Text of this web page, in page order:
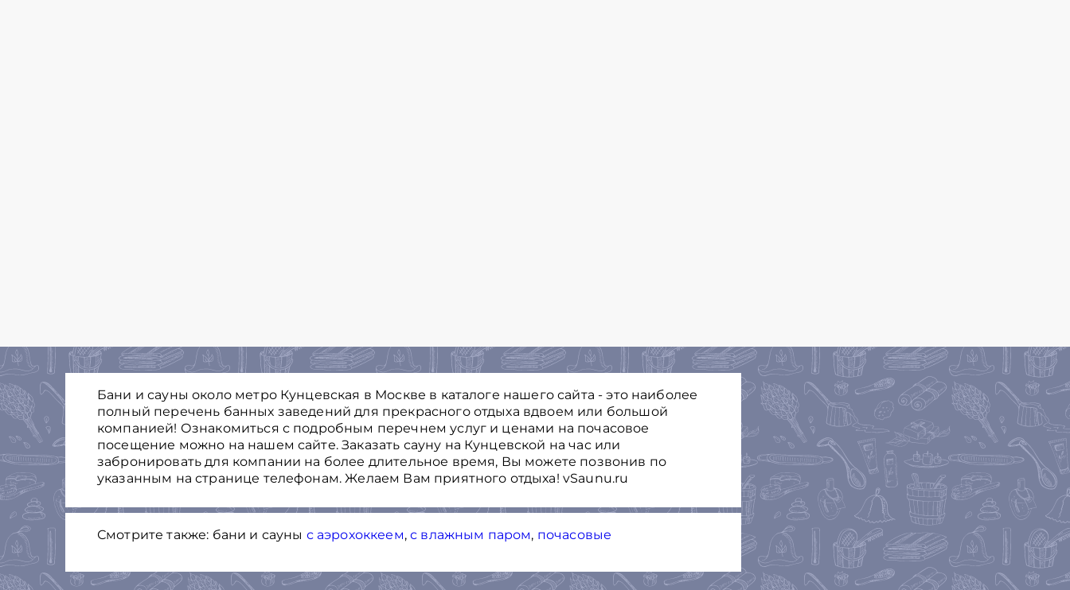
Бани и сауны около метро Кунцевская в Москве в каталоге нашего сайта - это наиболее
полный перечень банных заведений для прекрасного отдыха вдвоем или большой
компанией! Ознакомиться с подробным перечнем услуг и ценами на почасовое
посещение можно на нашем сайте. Заказать сауну на Кунцевской на час или
забронировать для компании на более длительное время, Вы можете позвонив по
указанным на странице телефонам. Желаем Вам приятного отдыха! vSaunu.ru
Смотрите также: бани и сауны с аэрохоккеем,с влажным паром, почасовые